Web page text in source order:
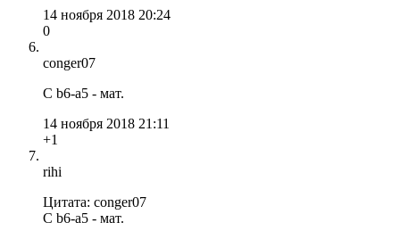
14 ноября 2018 20:24
0
conger07
С b6-a5 - мат.
14 ноября 2018 21:11
+1
rihi
Цитата: conger07
С b6-a5 - мат.